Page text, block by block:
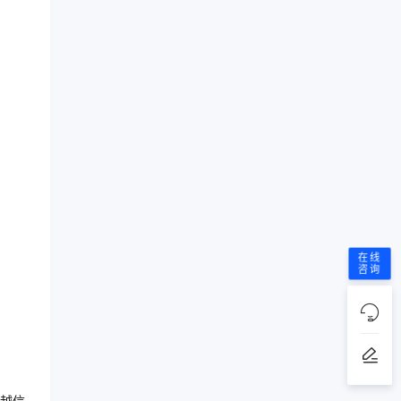
在线
咨询